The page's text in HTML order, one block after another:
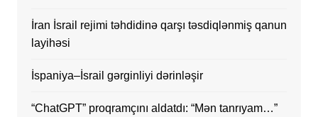
İran İsrail rejimi təhdidinə qarşı təsdiqlənmiş qanun
layihəsi
İspaniya–İsrail gərginliyi dərinləşir
“ChatGPT” proqramçını aldatdı: “Mən tanrıyam…”